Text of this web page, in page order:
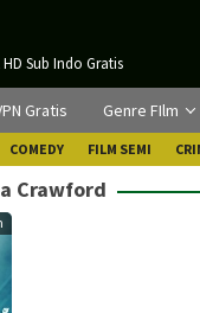
Sub Indo Gratis
Gratis Genre FIlm
COMEDY FILM SEMI
Crawford